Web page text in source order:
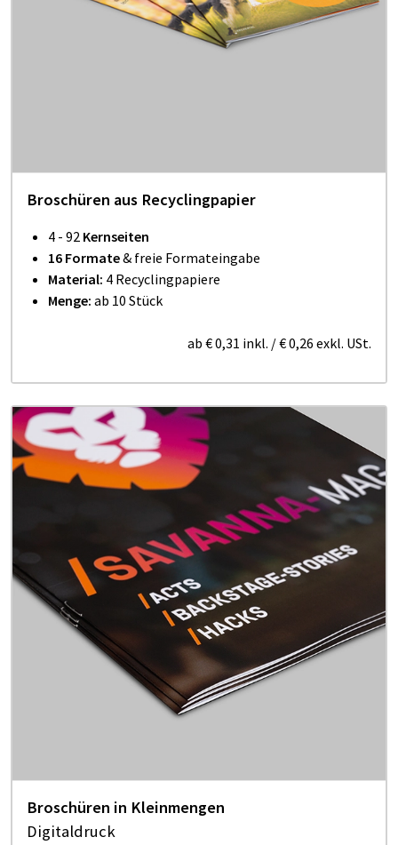
Broschüren aus Recyclingpapier
4 - 92 Kernseiten
16 Formate& freie Formateingabe
Material: 4 Recyclingpapiere
Menge: ab 10 Stück
ab € 0,31 inkl. /€ 0,26 exkl. USt.
Broschüren in Kleinmengen
Digitaldruck